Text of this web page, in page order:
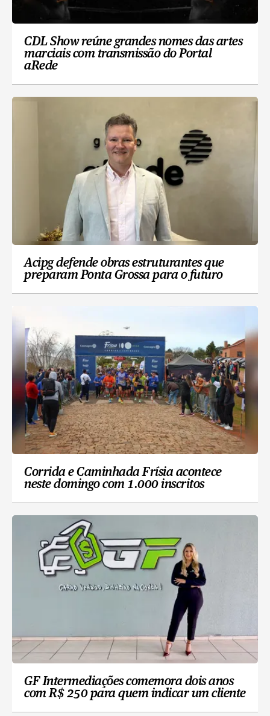
CDL Show reúne grandes nomes das artes
marciais com transmissão do Portal
aRede
Acipg defende obras estruturantes que
preparam Ponta Grossa para o futuro
Corrida e Caminhada Frísia acontece
neste domingo com 1.000 inscritos
GF Intermediações comemora dois anos
com R$ 250 para quem indicar um cliente